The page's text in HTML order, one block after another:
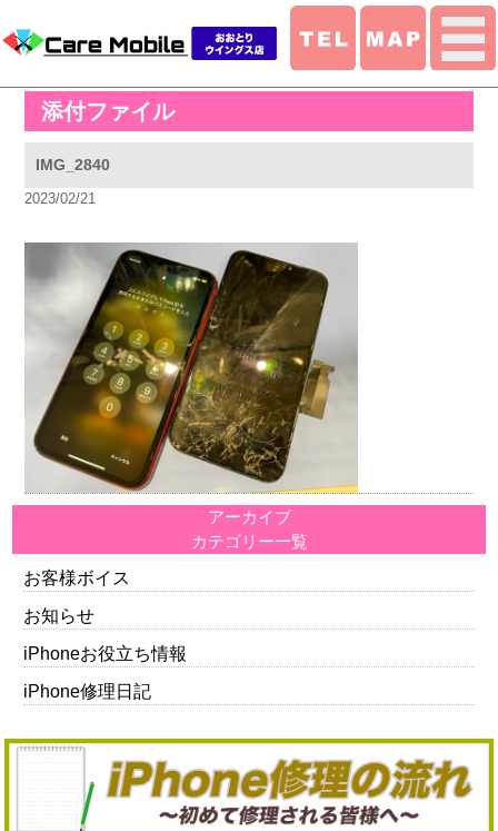
添付ファイル
IMG_2840
2023/02/21
アーカイブ
カテゴリー一覧
お客様ボイス
お知らせ
iPhoneお役立ち情報
iPhone修理日記